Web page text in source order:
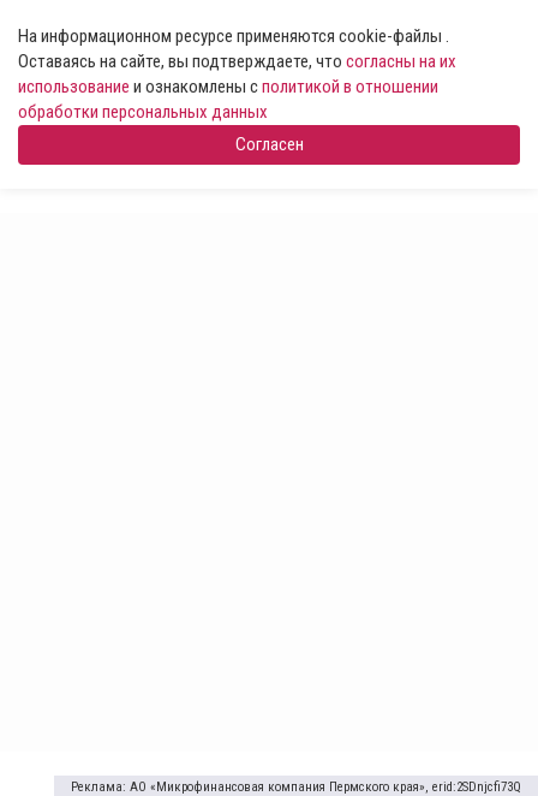
На информационном ресурсе применяются cookie-файлы .
Оставаясь на сайте, вы подтверждаете, что согласны на их
использование и ознакомлены сполитикой в отношении
обработки персональных данных
Согласен
Реклама: АО «Микрофинансовая компания Пермского края», erid:2SDnjcfi73Q